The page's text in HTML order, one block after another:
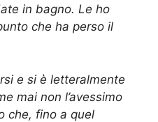
in bagno. Le ho
che ha perso il
e si è letteralmente
mai non l’avessimo
che, fino a quel